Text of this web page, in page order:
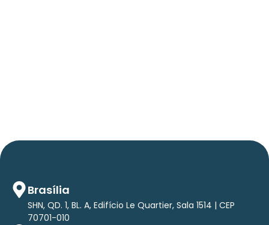
Brasília
SHN, QD. 1, BL. A, Edifício Le Quartier, Sala 1514 | CEP
70701-010